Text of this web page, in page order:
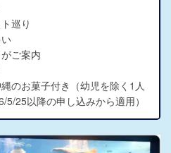
巡り
ご案内
のお菓子付き（幼児を除く1人
5/25以降の申し込みから適用）